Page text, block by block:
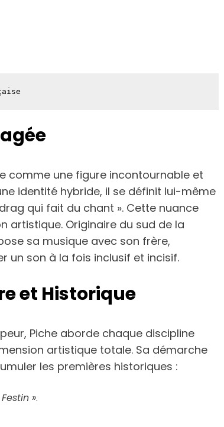
comme une figure incontournable et
identité hybride, il se définit lui-même
qui fait du chant ». Cette nuance
artistique. Originaire du sud de la
sa musique avec son frère,
un son à la fois inclusif et incisif.
et Historique
Piche aborde chaque discipline
artistique totale. Sa démarche
les premières historiques :
Festin ».